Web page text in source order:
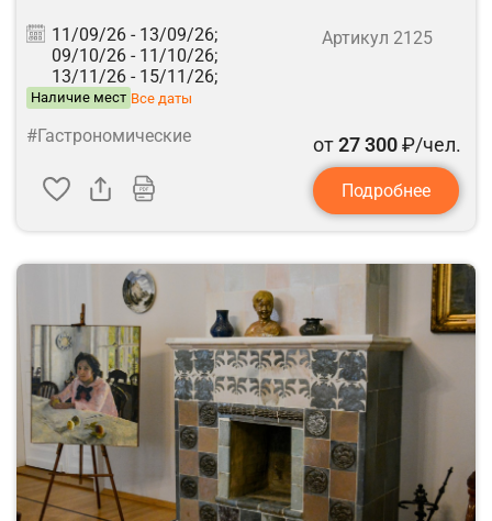
11/09/26 - 13/09/26;
09/10/26 - 11/10/26;
13/11/26 - 15/11/26;
Наличие мест Все даты
Артикул 2125
#Гастрономические от27 300₽/чел.
Подробнее